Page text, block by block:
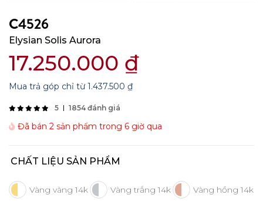
C4526
Elysian Solis Aurora
17.250.000 ₫
Mua trả góp chỉ từ1.437.500 ₫
5 1854 đánh giá
Đã bán 2 sản phẩm trong 6 giờ qua
CHẤT LIỆU SẢN PHẨM